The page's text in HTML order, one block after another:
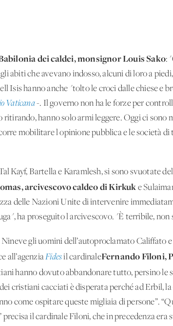
dei caldei, monsignor Louis Sako:
abiti che avevano indosso, alcuni di loro a
hanno anche "tolto le croci dalle chiese e
Vaticana-. Il governo non ha le forze per
hanno solo armi leggere. Oggi ci sono
mobilitare l'opinione pubblica e le società
Kayf, Bartella e Karamlesh, si sono svuotate
arcivescovo caldeodi Kirkuk e
delle Nazioni Unite di intervenire
ha proseguito l'arcivescovo. "È terribile, non
gli uomini dell’autoproclamato Califfato
all’agenziaFidesil cardinaleFernando Filoni,
hanno dovuto abbandonare tutto, persino le
cristiani cacciati è disperata perché ad Erbil,
come ospitare queste migliaia di persone”.
il cardinale Filoni, che in precedenza